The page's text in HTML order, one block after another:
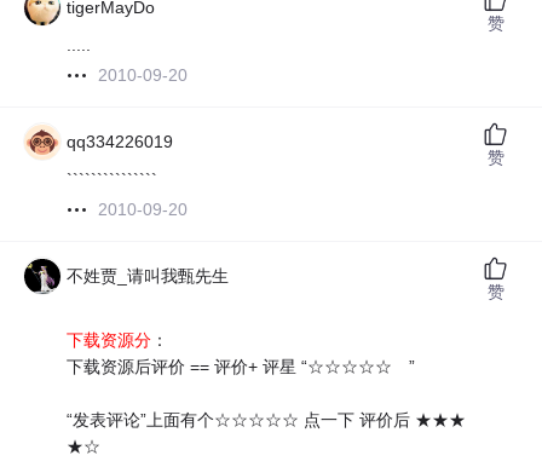
tigerMayDo
.....
2010-09-20
赞
qq334226019
```````````````
2010-09-20
赞
不姓贾_请叫我甄先生
下载资源分 ：
下载资源后评价 == 评价+ 评星 “☆☆☆☆☆ ”
“发表评论”上面有个☆☆☆☆☆ 点一下 评价后 ★★★
★☆
赞